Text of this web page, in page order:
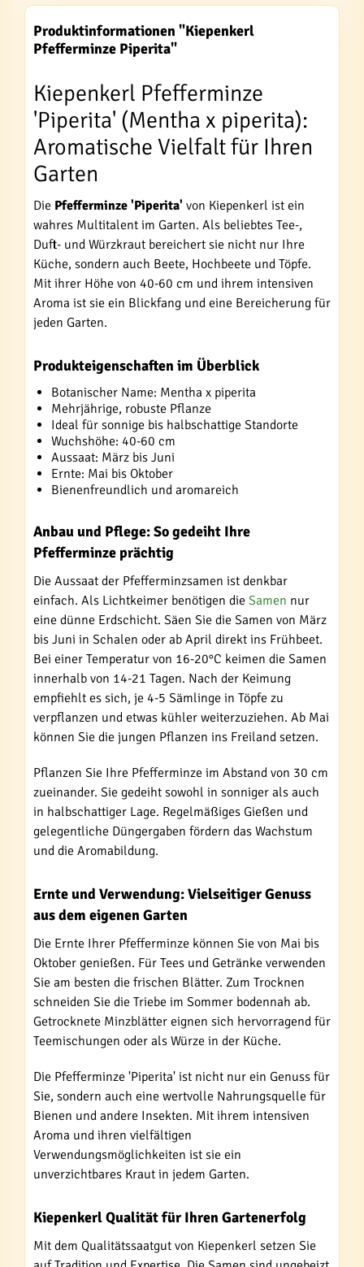
Produktinformationen "Kiepenkerl
Pfefferminze Piperita"
Kiepenkerl Pfefferminze
'Piperita' (Mentha x piperita):
Aromatische Vielfalt für Ihren
Garten
Die Pfefferminze 'Piperita' von Kiepenkerl ist ein
wahres Multitalent im Garten. Als beliebtes Tee-,
Duft- und Würzkraut bereichert sie nicht nur Ihre
Küche, sondern auch Beete, Hochbeete und Töpfe.
Mit ihrer Höhe von 40-60 cm und ihrem intensiven
Aroma ist sie ein Blickfang und eine Bereicherung für
jeden Garten.
Produkteigenschaften im Überblick
Botanischer Name: Mentha x piperita
Mehrjährige, robuste Pflanze
Ideal für sonnige bis halbschattige Standorte
Wuchshöhe: 40-60 cm
Aussaat: März bis Juni
Ernte: Mai bis Oktober
Bienenfreundlich und aromareich
Anbau und Pflege: So gedeiht Ihre
Pfefferminze prächtig
Die Aussaat der Pfefferminzsamen ist denkbar
einfach. Als Lichtkeimer benötigen die Samen nur
eine dünne Erdschicht. Säen Sie die Samen von März
bis Juni in Schalen oder ab April direkt ins Frühbeet.
Bei einer Temperatur von 16-20°C keimen die Samen
innerhalb von 14-21 Tagen. Nach der Keimung
empfiehlt es sich, je 4-5 Sämlinge in Töpfe zu
verpflanzen und etwas kühler weiterzuziehen. Ab Mai
können Sie die jungen Pflanzen ins Freiland setzen.
Pflanzen Sie Ihre Pfefferminze im Abstand von 30 cm
zueinander. Sie gedeiht sowohl in sonniger als auch
in halbschattiger Lage. Regelmäßiges Gießen und
gelegentliche Düngergaben fördern das Wachstum
und die Aromabildung.
Ernte und Verwendung: Vielseitiger Genuss
aus dem eigenen Garten
Die Ernte Ihrer Pfefferminze können Sie von Mai bis
Oktober genießen. Für Tees und Getränke verwenden
Sie am besten die frischen Blätter. Zum Trocknen
schneiden Sie die Triebe im Sommer bodennah ab.
Getrocknete Minzblätter eignen sich hervorragend für
Teemischungen oder als Würze in der Küche.
Die Pfefferminze 'Piperita' ist nicht nur ein Genuss für
Sie, sondern auch eine wertvolle Nahrungsquelle für
Bienen und andere Insekten. Mit ihrem intensiven
Aroma und ihren vielfältigen
Verwendungsmöglichkeiten ist sie ein
unverzichtbares Kraut in jedem Garten.
Kiepenkerl Qualität für Ihren Gartenerfolg
Mit dem Qualitätssaatgut von Kiepenkerl setzen Sie